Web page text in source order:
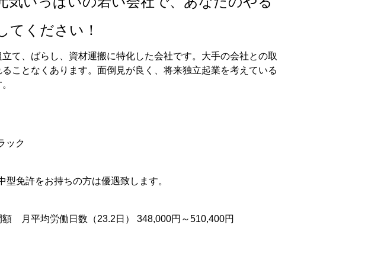
てください！
て、ばらし、資材運搬に特化した会社です。大手の会社との取
ことなくあります。面倒見が良く、将来独立起業を考えている
ック
型免許をお持ちの方は優遇致します。
月平均労働日数（23.2日） 348,000円～510,400円